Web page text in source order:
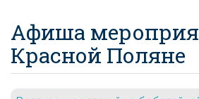
Афиша
Красной Поляне